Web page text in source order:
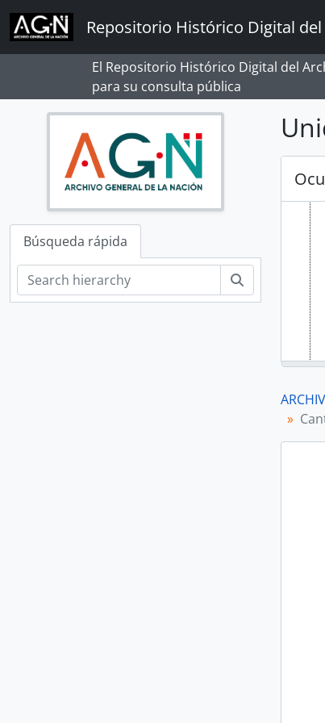
Skip to main content
Repositorio Histórico Digital del
El Repositorio Histórico Digital del
para su consulta pública
Búsqueda rápida